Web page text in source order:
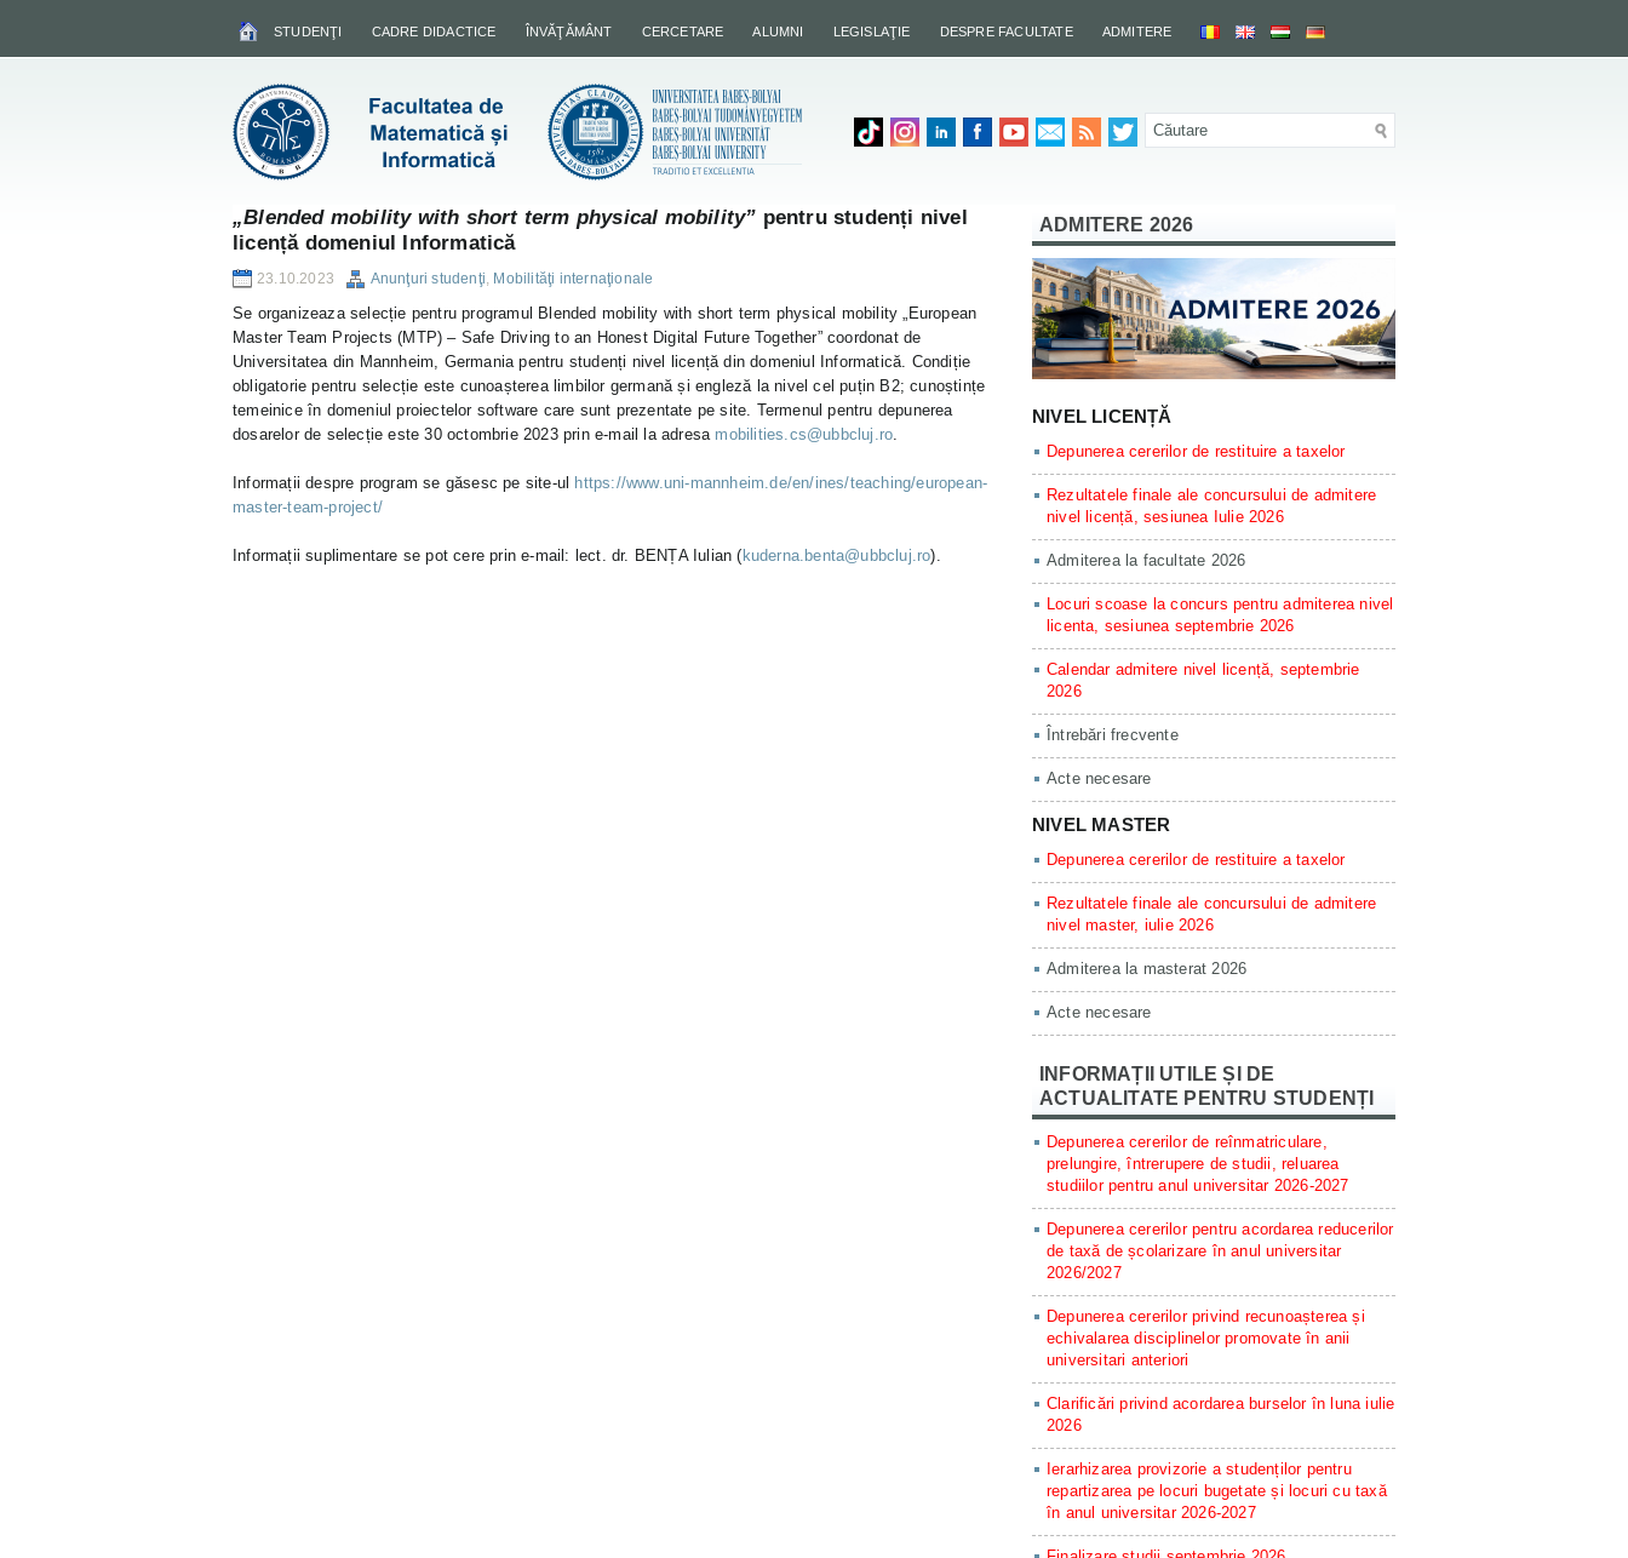
STUDENŢI CADRE DIDACTICE ÎNVĂŢĂMÂNT CERCETARE ALUMNI LEGISLAŢIE DESPRE FACULTATE ADMITERE
„Blended mobility with short term physical mobility” pentru studenți nivel
licență domeniul Informatică
23.10.2023 Anunţuri studenţi, Mobilităţi internaţionale
Se organizeaza selecție pentru programul Blended mobility with short term physical mobility „European
Master Team Projects (MTP) – Safe Driving to an Honest Digital Future Together” coordonat de
Universitatea din Mannheim, Germania pentru studenți nivel licență din domeniul Informatică. Condiție
obligatorie pentru selecție este cunoașterea limbilor germană și engleză la nivel cel puțin B2; cunoștințe
temeinice în domeniul proiectelor software care sunt prezentate pe site. Termenul pentru depunerea
dosarelor de selecție este 30 octombrie 2023 prin e-mail la adresa mobilities.cs@ubbcluj.ro.
Informații despre program se găsesc pe site-ul https://www.uni-mannheim.de/en/ines/teaching/european-
master-team-project/
Informații suplimentare se pot cere prin e-mail: lect. dr. BENȚA Iulian ( kuderna.benta@ubbcluj.ro).
ADMITERE 2026
NIVEL LICENȚĂ
Depunerea cererilor de restituire a taxelor
Rezultatele finale ale concursului de admitere
nivel licență, sesiunea Iulie 2026
Admiterea la facultate 2026
Locuri scoase la concurs pentru admiterea nivel
licenta, sesiunea septembrie 2026
Calendar admitere nivel licență, septembrie
2026
Întrebări frecvente
Acte necesare
NIVEL MASTER
Depunerea cererilor de restituire a taxelor
Rezultatele finale ale concursului de admitere
nivel master, iulie 2026
Admiterea la masterat 2026
Acte necesare
INFORMAȚII UTILE ȘI DE
ACTUALITATE PENTRU STUDENȚI
Depunerea cererilor de reînmatriculare,
prelungire, întrerupere de studii, reluarea
studiilor pentru anul universitar 2026-2027
Depunerea cererilor pentru acordarea reducerilor
de taxă de școlarizare în anul universitar
2026/2027
Depunerea cererilor privind recunoașterea și
echivalarea disciplinelor promovate în anii
universitari anteriori
Clarificări privind acordarea burselor în luna iulie
2026
Ierarhizarea provizorie a studenților pentru
repartizarea pe locuri bugetate și locuri cu taxă
în anul universitar 2026-2027